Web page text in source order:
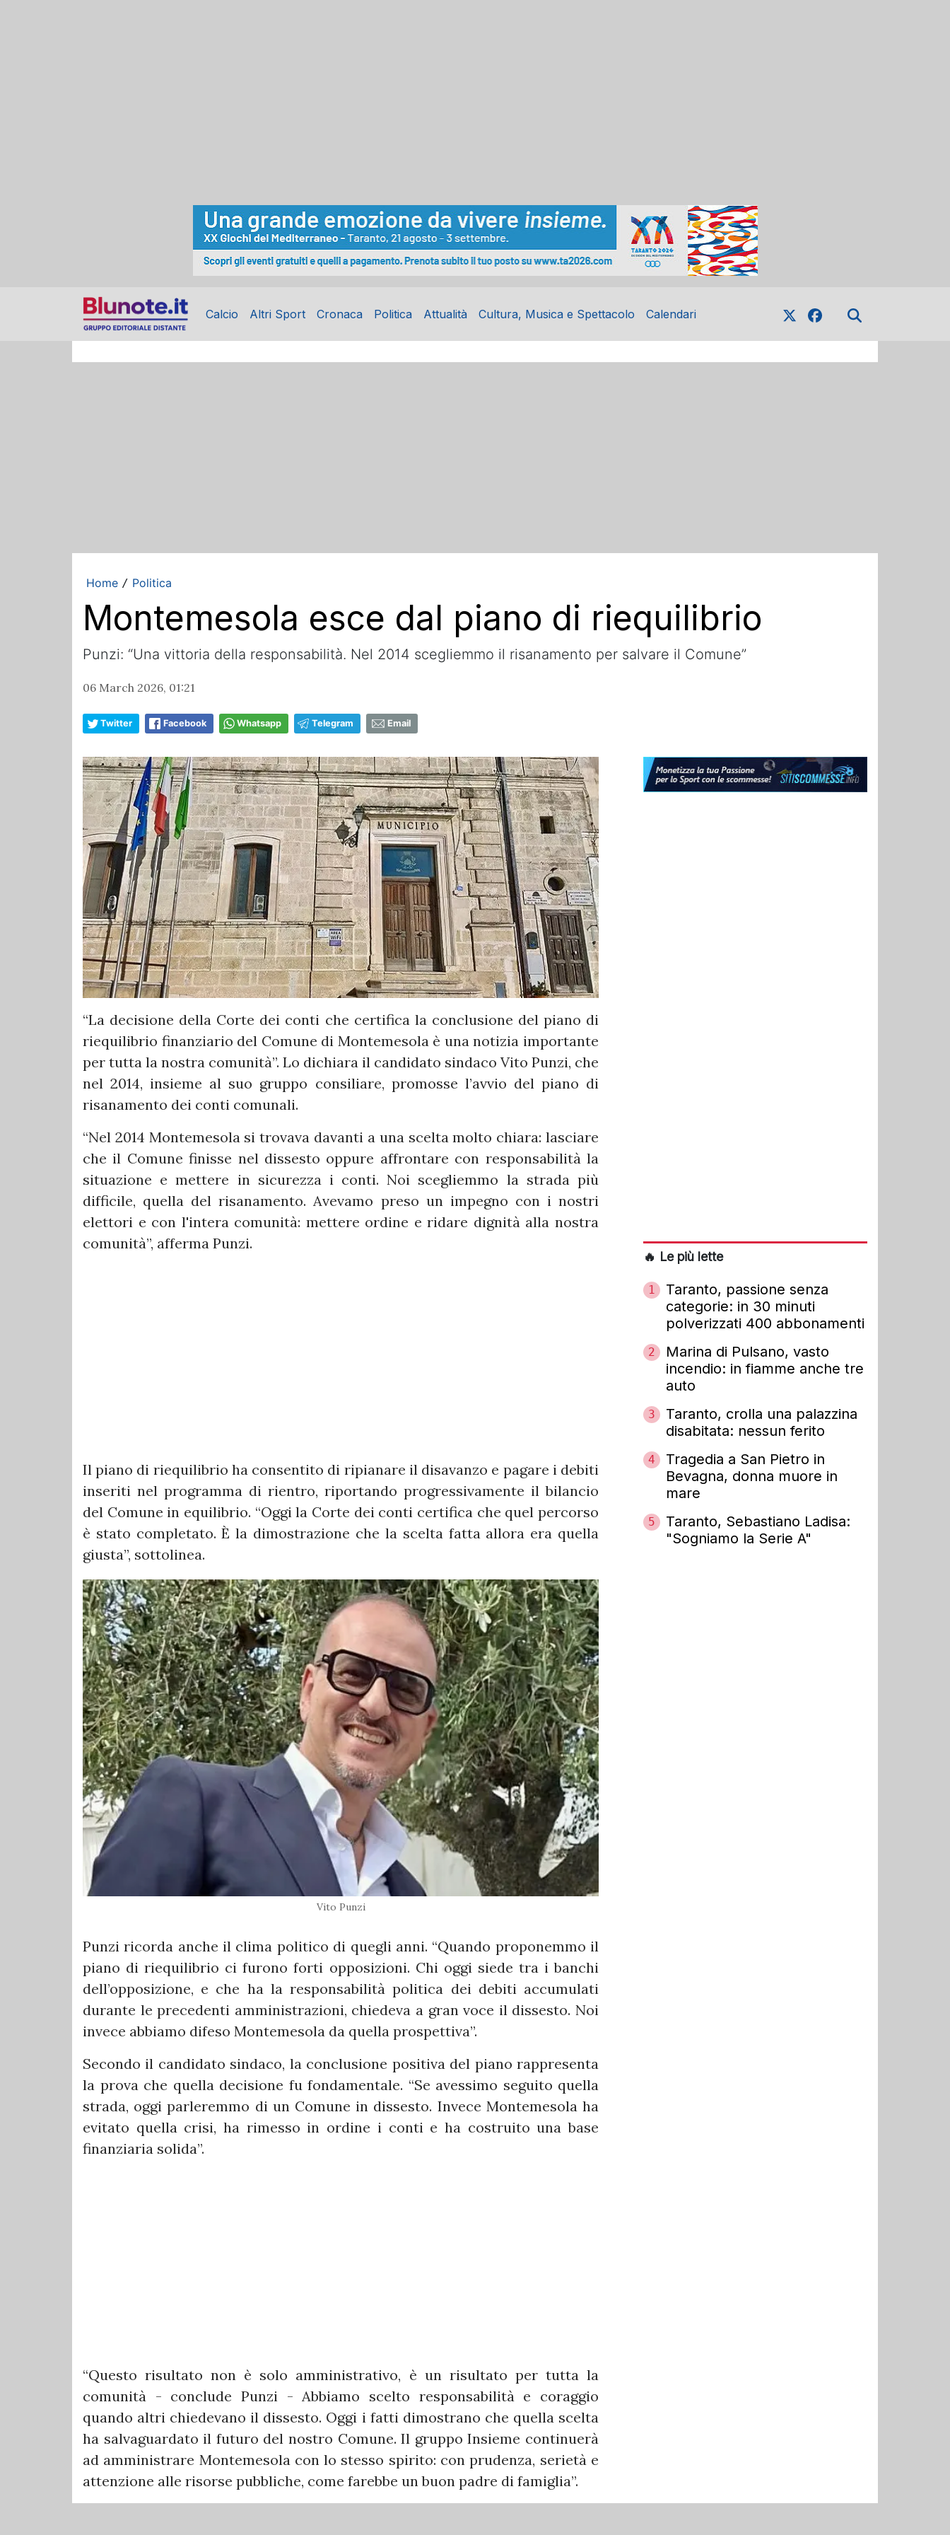
Calcio Altri Sport Cronaca Politica Attualità Cultura, Musica e Spettacolo Calendari
Home / Politica
Montemesola esce dal piano di riequilibrio
Punzi: “Una vittoria della responsabilità. Nel 2014 scegliemmo il risanamento per salvare il Comune”
06 March 2026, 01:21
Twitter Facebook Whatsapp Telegram Email
“La decisione della Corte dei conti che certifica la conclusione del piano di
riequilibrio finanziario del Comune di Montemesola è una notizia importante
per tutta la nostra comunità”. Lo dichiara il candidato sindaco Vito Punzi, che
nel 2014, insieme al suo gruppo consiliare, promosse l’avvio del piano di
risanamento dei conti comunali.
“Nel 2014 Montemesola si trovava davanti a una scelta molto chiara: lasciare
che il Comune finisse nel dissesto oppure affrontare con responsabilità la
situazione e mettere in sicurezza i conti. Noi scegliemmo la strada più
difficile, quella del risanamento. Avevamo preso un impegno con i nostri
elettori e con l'intera comunità: mettere ordine e ridare dignità alla nostra
comunità”, afferma Punzi.
Il piano di riequilibrio ha consentito di ripianare il disavanzo e pagare i debiti
inseriti nel programma di rientro, riportando progressivamente il bilancio
del Comune in equilibrio. “Oggi la Corte dei conti certifica che quel percorso
è stato completato. È la dimostrazione che la scelta fatta allora era quella
giusta”, sottolinea.
Vito Punzi
Punzi ricorda anche il clima politico di quegli anni. “Quando proponemmo il
piano di riequilibrio ci furono forti opposizioni. Chi oggi siede tra i banchi
dell’opposizione, e che ha la responsabilità politica dei debiti accumulati
durante le precedenti amministrazioni, chiedeva a gran voce il dissesto. Noi
invece abbiamo difeso Montemesola da quella prospettiva”.
Secondo il candidato sindaco, la conclusione positiva del piano rappresenta
la prova che quella decisione fu fondamentale. “Se avessimo seguito quella
strada, oggi parleremmo di un Comune in dissesto. Invece Montemesola ha
evitato quella crisi, ha rimesso in ordine i conti e ha costruito una base
finanziaria solida”.
“Questo risultato non è solo amministrativo, è un risultato per tutta la
comunità - conclude Punzi - Abbiamo scelto responsabilità e coraggio
quando altri chiedevano il dissesto. Oggi i fatti dimostrano che quella scelta
ha salvaguardato il futuro del nostro Comune. Il gruppo Insieme continuerà
ad amministrare Montemesola con lo stesso spirito: con prudenza, serietà e
attenzione alle risorse pubbliche, come farebbe un buon padre di famiglia”.
🔥 Le più lette
1
Taranto, passione senza
categorie: in 30 minuti
polverizzati 400 abbonamenti
2
Marina di Pulsano, vasto
incendio: in fiamme anche tre
auto
3
Taranto, crolla una palazzina
disabitata: nessun ferito
4
Tragedia a San Pietro in
Bevagna, donna muore in
mare
5
Taranto, Sebastiano Ladisa:
"Sogniamo la Serie A"